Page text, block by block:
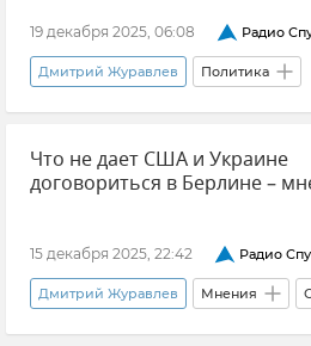
Владимир Зеленский
19 декабря 2025, 06:08 Радио
Дмитрий Журавлев Политика
Владимир Путин (политик)
Общество Прямая линия с
Прямая линия с Владимиром Путиным
Что не дает США и Украине
договориться в Берлине –
15 декабря 2025, 22:42 Радио
Дмитрий Журавлев Мнения
Переговоры НАТО